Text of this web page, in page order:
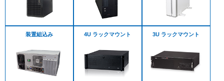
装置組込み 4U ラックマウント 3U ラックマウント